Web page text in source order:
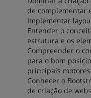
de complementar
Implementar
Entender o
estrutura e os
Compreender o
para o bom
principais
Conhecer o
de criação de